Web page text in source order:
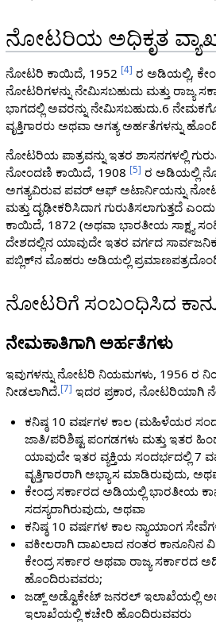
ನೋಟರಿಯ ಅಧಿಕೃತ
ನೋಟರಿ ಕಾಯಿದೆ, 1952 [4] ರ ಅಡಿಯಲ್ಲಿ,
ನೋಟರಿಗಳನ್ನು ನೇಮಿಸಬಹುದು ಮತ್ತು ರಾಜ್ಯ
ಭಾಗದಲ್ಲಿ ಅವರನ್ನು ನೇಮಿಸಬಹುದು.6
ವೃತ್ತಿಗಾರರು ಅಥವಾ ಅಗತ್ಯ ಅರ್ಹತೆಗಳನ್ನು
ನೋಟರಿಯ ಪಾತ್ರವನ್ನು ಇತರ ಶಾಸನಗಳಲ್ಲಿ
ನೋಂದಣಿ ಕಾಯಿದೆ, 1908 [5] ರ ಅಡಿಯಲ್ಲಿ
ಅಗತ್ಯವಿರುವ ಪವರ್ ಆಫ್ ಅಟಾರ್ನಿಯನ್ನು
ಮತ್ತು ದೃಢೀಕರಿಸಿದಾಗ ಗುರುತಿಸಲಾಗುತ್ತದೆ ಎಂದು
ಕಾಯಿದೆ, 1872 (ಅಥವಾ ಭಾರತೀಯ ಸಾಕ್ಷ್ಯ
ದೇಶದಲ್ಲಿನ ಯಾವುದೇ ಇತರ ವರ್ಗದ
ಪಬ್ಲಿಕ್‌ನ ಮೊಹರು ಅಡಿಯಲ್ಲಿ
ನೋಟರಿಗೆ ಸಂಬಂಧಿಸಿದ
ನೇಮಕಾತಿಗಾಗಿ ಅರ್ಹತೆಗಳು
ಇವುಗಳನ್ನು ನೋಟರಿ ನಿಯಮಗಳು, 1956 ರ
ನೀಡಲಾಗಿದೆ.[7] ಇದರ ಪ್ರಕಾರ, ನೋಟರಿಯಾಗಿ
ಕನಿಷ್ಠ 10 ವರ್ಷಗಳ ಕಾಲ (ಮಹಿಳೆಯರ
ಜಾತಿ/ಪರಿಶಿಷ್ಟ ಪಂಗಡಗಳು ಮತ್ತು ಇತರ
ಯಾವುದೇ ಇತರ ವ್ಯಕ್ತಿಯ ಸಂದರ್ಭದಲ್ಲಿ 7
ವೃತ್ತಿಗಾರರಾಗಿ ಅಭ್ಯಾಸ ಮಾಡಿರುವುದು,
ಕೇಂದ್ರ ಸರ್ಕಾರದ ಅಡಿಯಲ್ಲಿ ಭಾರತೀಯ
ಸದಸ್ಯರಾಗಿರುವುದು, ಅಥವಾ
ಕನಿಷ್ಠ 10 ವರ್ಷಗಳ ಕಾಲ ನ್ಯಾಯಾಂಗ
ವಕೀಲರಾಗಿ ದಾಖಲಾದ ನಂತರ ಕಾನೂನಿನ
ಕೇಂದ್ರ ಸರ್ಕಾರ ಅಥವಾ ರಾಜ್ಯ ಸರ್ಕಾರದ
ಹೊಂದಿರುವವರು;
ಜಡ್ಜ್ ಅಡ್ವೊಕೇಟ್ ಜನರಲ್ ಇಲಾಖೆಯಲ್ಲಿ
ಇಲಾಖೆಯಲ್ಲಿ ಕಚೇರಿ ಹೊಂದಿರುವವರು